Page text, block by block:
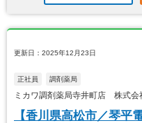
更新日：2025年12月23日
正社員 調剤薬局
ミカワ調剤薬局寺井町店 株式会
【香川県高松市／琴平